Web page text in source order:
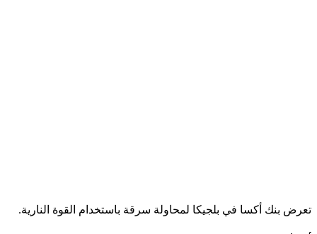
تعرض بنك أكسا في بلجيكا لمحاولة سرقة باستخدام القوة النارية.